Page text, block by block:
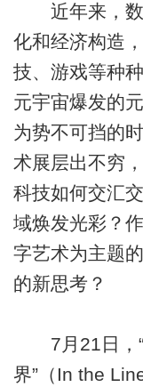
近年来，数
化和经济构造
技、游戏等种
元宇宙爆发的
为势不可挡的
术展层出不穷
科技如何交汇
域焕发光彩？
字艺术为主题
的新思考？
7月21日，“
界”（In the